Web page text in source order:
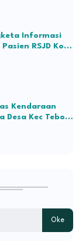
Informasi
RSJD Kol.
Kendaraan
Desa Kec Tebo